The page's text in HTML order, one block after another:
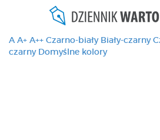
A A+ A++ Czarno-biały Biały-czarny
czarny Domyślne kolory